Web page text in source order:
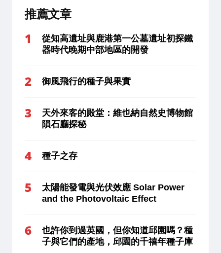
推薦文章
從知高遺址與鹿港第一公墓遺址初探鐵
器時代晚期中部地區的開發
御風飛行的種子與果實
天外來客的殿堂：維也納自然史博物館
隕石廳探秘
種子之存
太陽能發電與光伏效應 Solar Power
and the Photovoltaic Effect
也許你到過英國，但你知道邱園嗎？種
子與它們的產地，邱園的千禧年種子庫